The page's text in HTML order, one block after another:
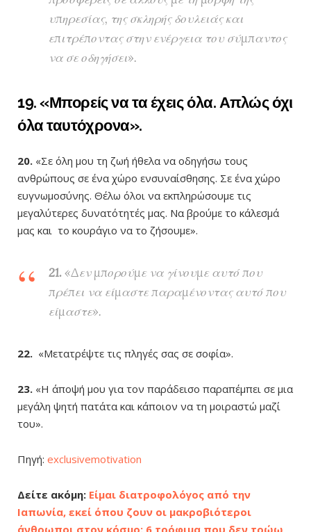
υπηρεσίας, της σκληρής δουλειάς και
επιτρέποντας στην ενέργεια του σύμπαντος
να σε οδηγήσει».
19.«Μπορείς να τα έχεις όλα. Απλώς όχι
όλα ταυτόχρονα».
20. «Σε όλη μου τη ζωή ήθελα να οδηγήσω τους
ανθρώπους σε ένα χώρο ενσυναίσθησης. Σε ένα χώρο
ευγνωμοσύνης. Θέλω όλοι να εκπληρώσουμε τις
μεγαλύτερες δυνατότητές μας. Να βρούμε το κάλεσμά
μας και το κουράγιο να το ζήσουμε».
21.«Δεν μπορούμε να γίνουμε αυτό που
πρέπει να είμαστε παραμένοντας αυτό που
είμαστε».
22. «Μετατρέψτε τις πληγές σας σε σοφία».
23. «Η άποψή μου για τον παράδεισο παραπέμπει σε μια
μεγάλη ψητή πατάτα και κάποιον να τη μοιραστώ μαζί
του».
Πηγή: exclusivemotivation
Δείτε ακόμη: Είμαι διατροφολόγος από την
Ιαπωνία, εκεί όπου ζουν οι μακροβιότεροι